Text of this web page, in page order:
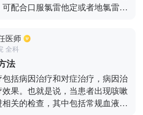
，不能喝咖啡，少吃甜食。
配合口服氯雷他定或者地氯雷他
胺类的药物，一般可以选择扑尔敏
也是可以配合中成药物治疗，比如
消风止痒颗粒。
医师
全科
法
括病因治疗和对症治疗，病因治
果。也就是说，当患者出现咳嗽
关的检查，其中包括常规血液检